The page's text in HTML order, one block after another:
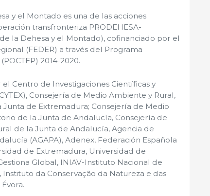
y el Montado es una de las acciones
transfronteriza PRODEHESA-
la Dehesa y el Montado), cofinanciado por el
(FEDER) a través del Programa
2014-2020.
Centro de Investigaciones Científicas y
Consejería de Medio Ambiente y Rural,
Junta de Extremadura; Consejería de Medio
de la Junta de Andalucía, Consejería de
de la Junta de Andalucía, Agencia de
(AGAPA), Adenex, Federación Española
de Extremadura, Universidad de
Global, INIAV-Instituto Nacional de
Instituto da Conservação da Natureza e das